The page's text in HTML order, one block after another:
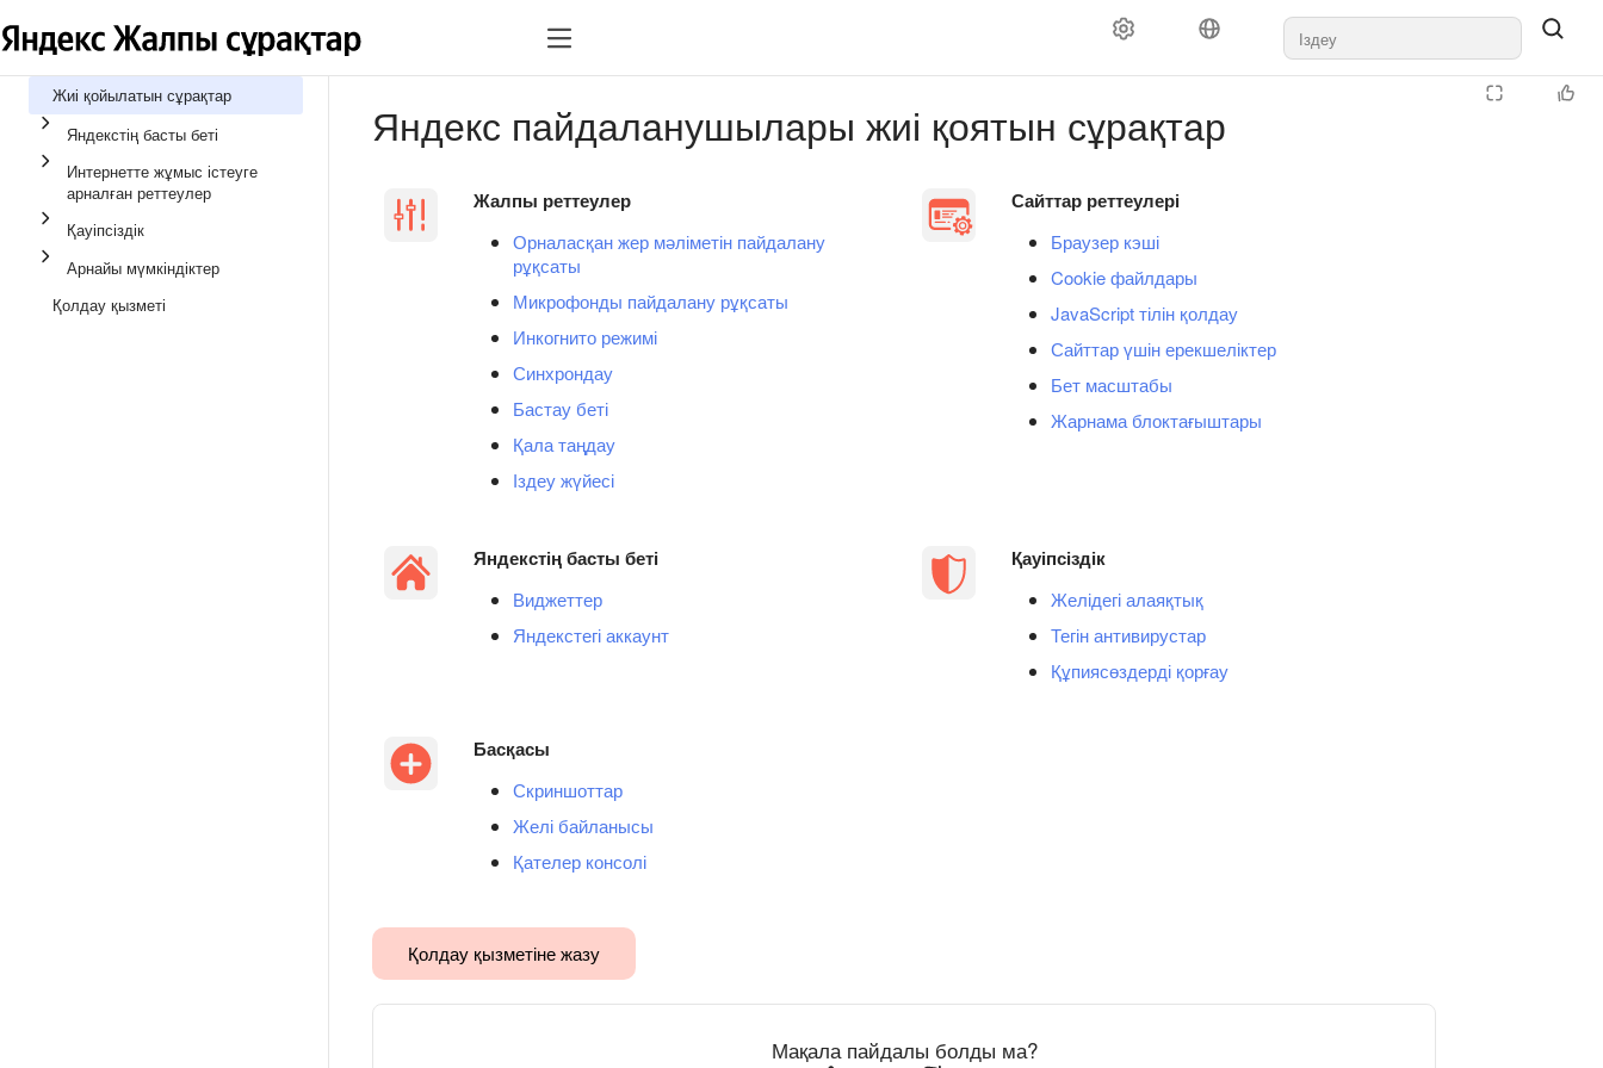
Жиі қойылатын сұрақтар
Яндекстің басты беті
Интернетте жұмыс істеуге
арналған реттеулер
Қауіпсіздік
Арнайы мүмкіндіктер
Қолдау қызметі
Яндекс пайдаланушылары жиі қоятын сұрақтар
Жалпы реттеулер
Орналасқан жер мәліметін пайдалану
рұқсаты
Микрофонды пайдалану рұқсаты
Инкогнито режимі
Синхрондау
Бастау беті
Қала таңдау
Іздеу жүйесі
Сайттар реттеулері
Браузер кэші
Cookie файлдары
JavaScript тілін қолдау
Сайттар үшін ерекшеліктер
Бет масштабы
Жарнама блоктағыштары
Яндекстің басты беті
Виджеттер
Яндекстегі аккаунт
Қауіпсіздік
Желідегі алаяқтық
Тегін антивирустар
Құпиясөздерді қорғау
Басқасы
Скриншоттар
Желі байланысы
Қателер консолі
Қолдау қызметіне жазу
Мақала пайдалы болды ма?